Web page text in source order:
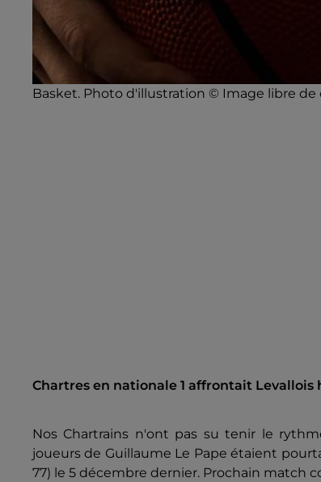
Basket. Photo d'illustration © Image libre de
Chartres en nationale 1 affrontait Levallois
Nos Chartrains n'ont pas su tenir le
joueurs de Guillaume Le Pape étaient
77) le 5 décembre dernier. Prochain match